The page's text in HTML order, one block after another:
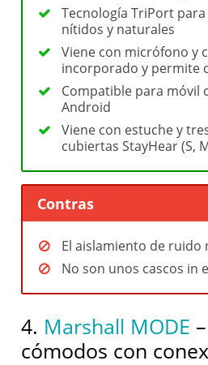
Tecnología TriPort
nítidos y naturales
Viene con micrófono y
incorporado y permite
Compatible para móvil
Android
Viene con estuche y
cubiertas StayHear (S,
Contras
El aislamiento de ruido
No son unos cascos in
4. Marshall MODE
cómodos con